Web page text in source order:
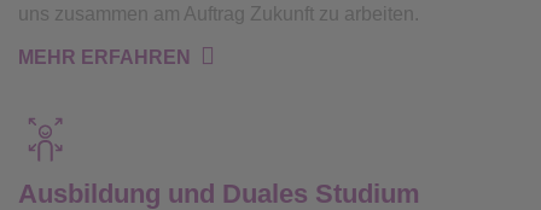
uns zusammen am Auftrag Zukunft zu arbeiten.
MEHR ERFAHREN
Ausbildung und Duales Studium